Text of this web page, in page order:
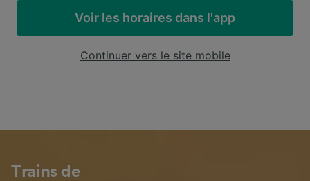
Voir les horaires dans l'app
Continuer vers le site mobile
Trains de